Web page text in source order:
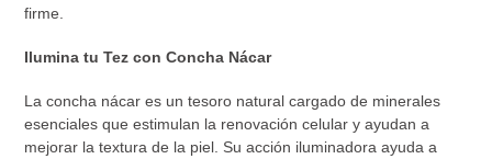
firme.
Ilumina tu Tez con Concha Nácar
La concha nácar es un tesoro natural cargado de minerales
esenciales que estimulan la renovación celular y ayudan a
mejorar la textura de la piel. Su acción iluminadora ayuda a